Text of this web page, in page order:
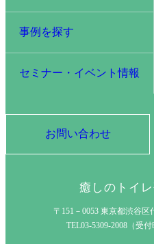
事例を探す
セミナー・イベント情報
お問い合わせ
癒しのトイ
〒151－0053 東京都渋谷
TEL03-5309-2008（受付